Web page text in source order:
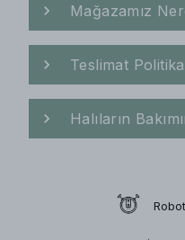
Mağazamız
Teslimat
Halıların